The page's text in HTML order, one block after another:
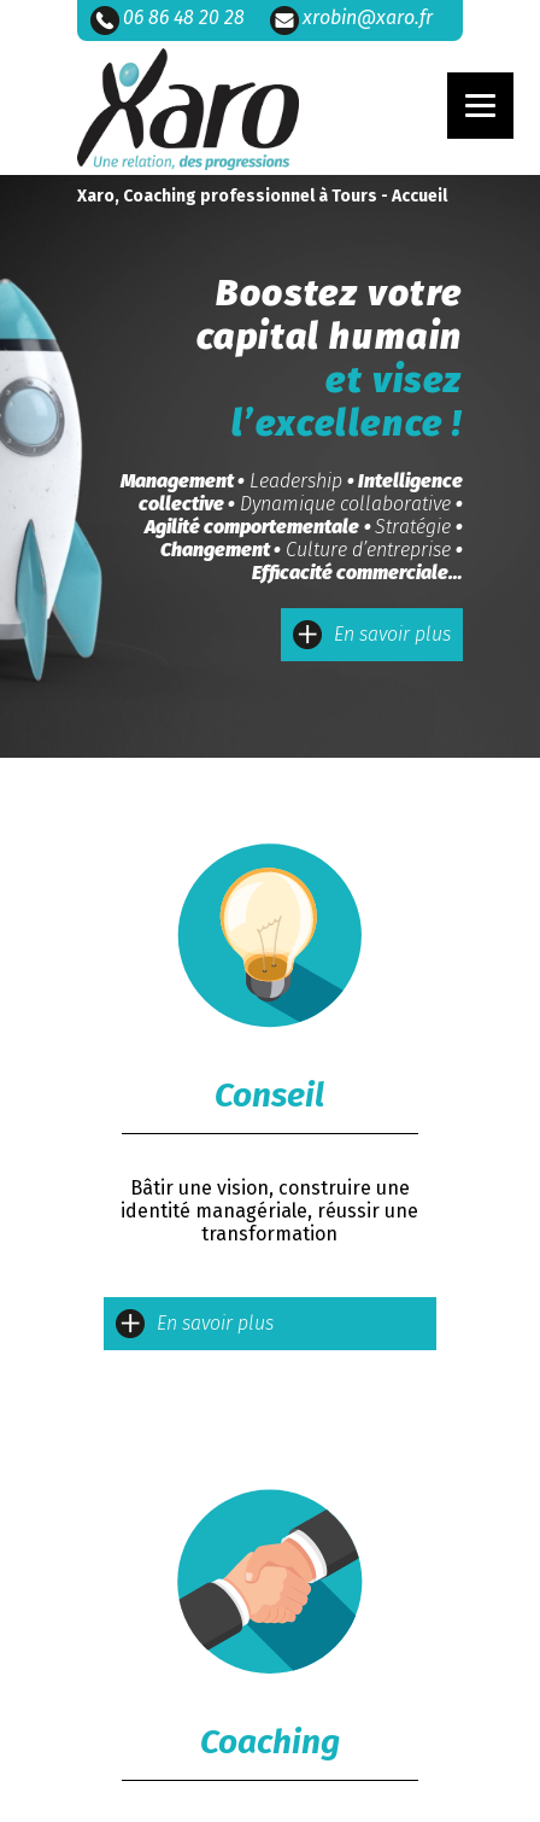
06 86 48 20 28 xrobin@xaro.fr
Xaro, Coaching professionnel à Tours - Accueil
Boostez votre
capital humain
et visez
l’excellence !
Management • Leadership • Intelligence
collective • Dynamique collaborative •
Agilité comportementale •Stratégie •
Changement • Culture d’entreprise •
Efficacité commerciale…
En savoir plus
Conseil
Bâtir une vision, construire une
identité managériale, réussir une
transformation
En savoir plus
Coaching